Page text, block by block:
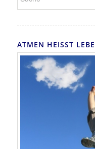
ATMEN HEISST LEBEN